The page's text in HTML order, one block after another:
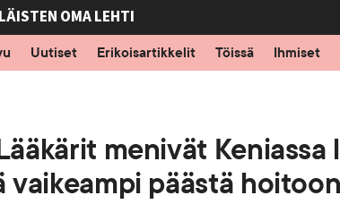
OMA LEHTI
Uutiset Erikoisartikkelit Töissä Ihmiset
menivät
vaikeampi päästä hoitoon